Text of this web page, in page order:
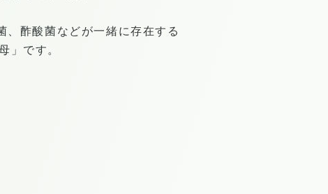
酢酸菌などが一緒に存在する
」です。